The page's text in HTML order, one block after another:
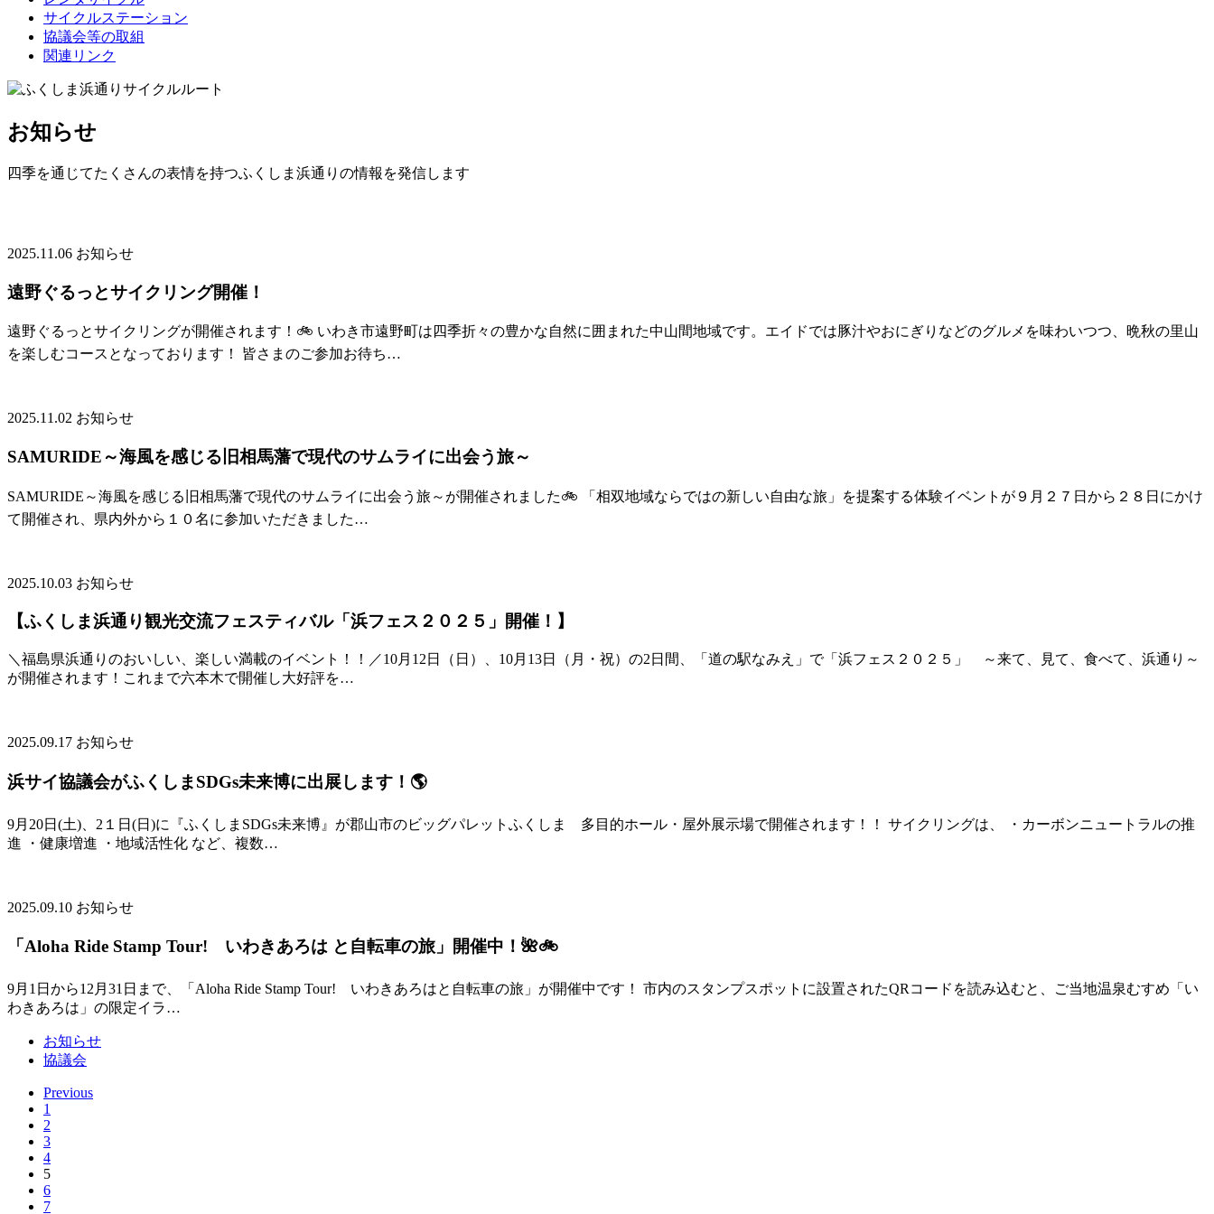
サイクルステーション
協議会等の取組
関連リンク
お知らせ
四季を通じてたくさんの表情を持つふくしま浜通りの情報を発信します
2025.11.06 お知らせ
遠野ぐるっとサイクリング開催！
遠野ぐるっとサイクリングが開催されます！🚲 いわき市遠野町は四季折々の豊かな自然に囲まれた中山間地域です。エイドでは豚汁やおにぎりなどのグルメを味わいつつ、晩秋の里山
を楽しむコースとなっております！ 皆さまのご参加お待ち…
2025.11.02 お知らせ
SAMURIDE～海風を感じる旧相馬藩で現代のサムライに出会う旅～
SAMURIDE～海風を感じる旧相馬藩で現代のサムライに出会う旅～が開催されました🚲 「相双地域ならではの新しい自由な旅」を提案する体験イベントが９月２７日から２８日にかけ
て開催され、県内外から１０名に参加いただきました…
2025.10.03 お知らせ
【ふくしま浜通り観光交流フェスティバル「浜フェス２０２５」開催！】
＼福島県浜通りのおいしい、楽しい満載のイベント！！／10月12日（日）、10月13日（月・祝）の2日間、「道の駅なみえ」で「浜フェス２０２５」 ～来て、見て、食べて、浜通り～
が開催されます！これまで六本木で開催し大好評を…
2025.09.17 お知らせ
浜サイ協議会がふくしまSDGs未来博に出展します！🌎
9月20日(土)、2１日(日)に『ふくしまSDGs未来博』が郡山市のビッグパレットふくしま 多目的ホール・屋外展示場で開催されます！！ サイクリングは、 ・カーボンニュートラルの推
進 ・健康増進 ・地域活性化 など、複数…
2025.09.10 お知らせ
「Aloha Ride Stamp Tour! いわきあろは と自転車の旅」開催中！🌺🚲
9月1日から12月31日まで、「Aloha Ride Stamp Tour! いわきあろはと自転車の旅」が開催中です！ 市内のスタンプスポットに設置されたQRコードを読み込むと、ご当地温泉むすめ「い
わきあろは」の限定イラ…
お知らせ
協議会
Previous
1
2
3
4
5
6
7